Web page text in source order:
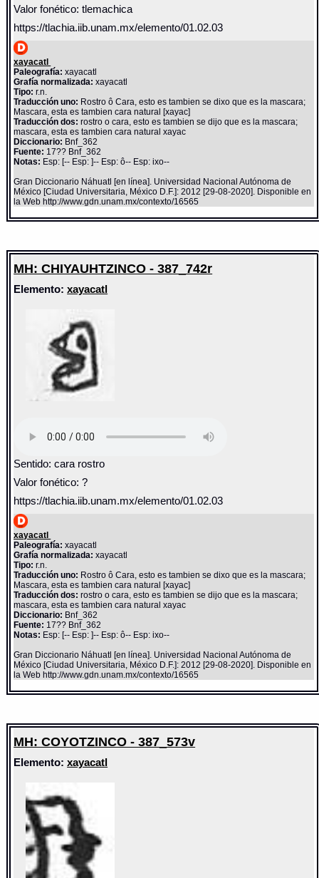
Valor fonético: tlemachica
https://tlachia.iib.unam.mx/elemento/01.02.03
xayacatl
Paleografía: xayacatl
Grafía normalizada: xayacatl
Tipo: r.n.
Traducción uno: Rostro ô Cara, esto es tambien se dixo que es la mascara;
Mascara, esta es tambien cara natural [xayac]
Traducción dos: rostro o cara, esto es tambien se dijo que es la mascara;
mascara, esta es tambien cara natural xayac
Diccionario: Bnf_362
Fuente: 17?? Bnf_362
Notas: Esp: [-- Esp: ]-- Esp: ô-- Esp: ixo--
Gran Diccionario Náhuatl [en línea]. Universidad Nacional Autónoma de
México [Ciudad Universitaria, México D.F.]: 2012 [29-08-2020]. Disponible en
la Web http://www.gdn.unam.mx/contexto/16565
MH: CHIYAUHTZINCO - 387_742r
Elemento:xayacatl
Sentido: cara rostro
Valor fonético: ?
https://tlachia.iib.unam.mx/elemento/01.02.03
xayacatl
Paleografía: xayacatl
Grafía normalizada: xayacatl
Tipo: r.n.
Traducción uno: Rostro ô Cara, esto es tambien se dixo que es la mascara;
Mascara, esta es tambien cara natural [xayac]
Traducción dos: rostro o cara, esto es tambien se dijo que es la mascara;
mascara, esta es tambien cara natural xayac
Diccionario: Bnf_362
Fuente: 17?? Bnf_362
Notas: Esp: [-- Esp: ]-- Esp: ô-- Esp: ixo--
Gran Diccionario Náhuatl [en línea]. Universidad Nacional Autónoma de
México [Ciudad Universitaria, México D.F.]: 2012 [29-08-2020]. Disponible en
la Web http://www.gdn.unam.mx/contexto/16565
MH: COYOTZINCO - 387_573v
Elemento:xayacatl